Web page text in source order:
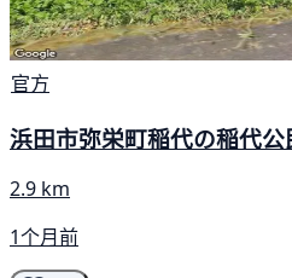
官方
浜田市弥栄町稲代の稲代
2.9 km
1个月前